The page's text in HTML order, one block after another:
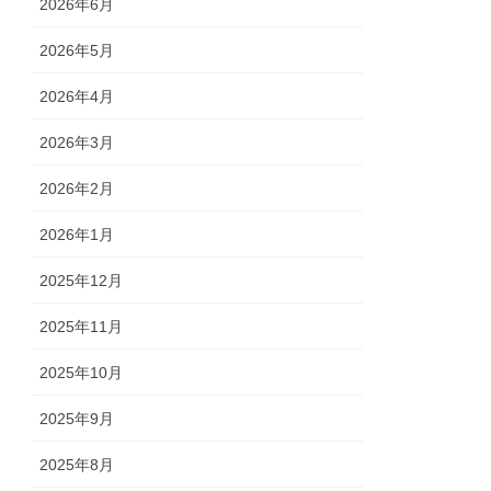
2026年6月
2026年5月
2026年4月
2026年3月
2026年2月
2026年1月
2025年12月
2025年11月
2025年10月
2025年9月
2025年8月